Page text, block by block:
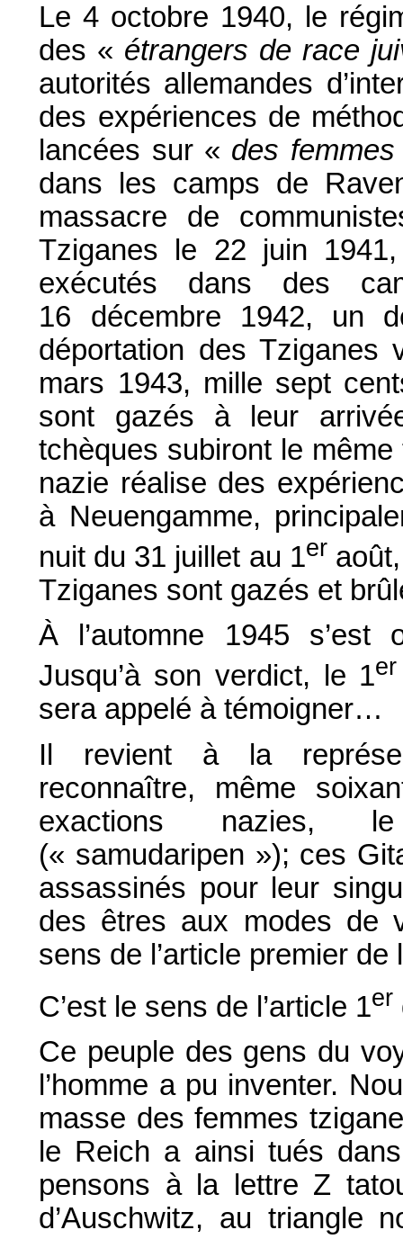
Le 4 octobre 1940, le
des « étrangers de race
autorités allemandes
des expériences de
lancées sur « des
dans les camps de
massacre de
Tziganes le 22 juin
exécutés dans des
16 décembre 1942, un
déportation des Tziganes
mars 1943, mille sept
sont gazés à leur
tchèques subiront le
nazie réalise des
à Neuengamme,
nuit du 31 juillet au 1er
Tziganes sont gazés et
À l’automne 1945 s’est
Jusqu’à son verdict, le 1er
sera appelé à témoigner…
Il revient à la
reconnaître, même
exactions nazies,
(« samudaripen »); ces
assassinés pour leur
des êtres aux modes de
sens de l’article premier
C’est le sens de l’article 1er
Ce peuple des gens du
l’homme a pu inventer.
masse des femmes
le Reich a ainsi tués dans
pensons à la lettre Z
d’Auschwitz, au triangle